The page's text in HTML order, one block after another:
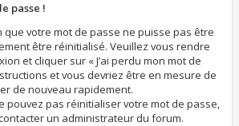
passe !
que votre mot de passe ne puisse pas être
être réinitialisé. Veuillez vous rendre
et cliquer sur « J’ai perdu mon mot de
et vous devriez être en mesure de
de nouveau rapidement.
pouvez pas réinitialiser votre mot de passe,
un administrateur du forum.